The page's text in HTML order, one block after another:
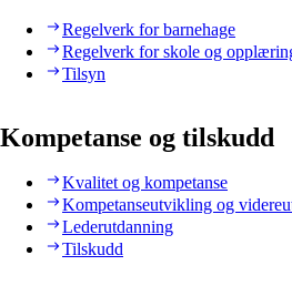
Regelverk for barnehage
Regelverk for skole og
Tilsyn
Kompetanse og tilskudd
Kvalitet og kompetanse
Kompetanseutvikling og
Lederutdanning
Tilskudd